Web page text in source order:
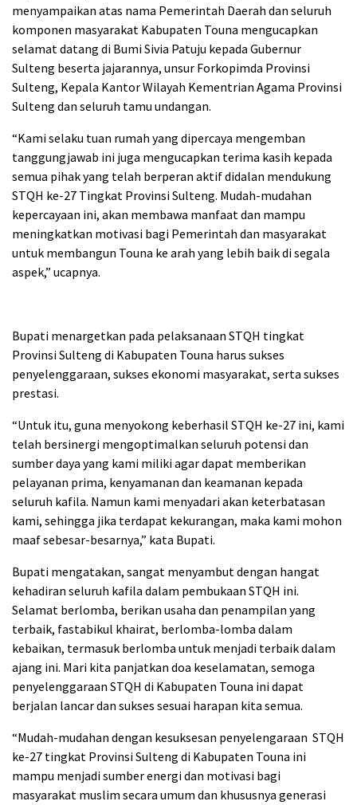
menyampaikan atas nama Pemerintah Daerah dan seluruh
komponen masyarakat Kabupaten Touna mengucapkan
selamat datang di Bumi Sivia Patuju kepada Gubernur
Sulteng beserta jajarannya, unsur Forkopimda Provinsi
Sulteng, Kepala Kantor Wilayah Kementrian Agama Provinsi
Sulteng dan seluruh tamu undangan.
“Kami selaku tuan rumah yang dipercaya mengemban
tanggungjawab ini juga mengucapkan terima kasih kepada
semua pihak yang telah berperan aktif didalan mendukung
STQH ke-27 Tingkat Provinsi Sulteng. Mudah-mudahan
kepercayaan ini, akan membawa manfaat dan mampu
meningkatkan motivasi bagi Pemerintah dan masyarakat
untuk membangun Touna ke arah yang lebih baik di segala
aspek,” ucapnya.
Bupati menargetkan pada pelaksanaan STQH tingkat
Provinsi Sulteng di Kabupaten Touna harus sukses
penyelenggaraan, sukses ekonomi masyarakat, serta sukses
prestasi.
“Untuk itu, guna menyokong keberhasil STQH ke-27 ini, kami
telah bersinergi mengoptimalkan seluruh potensi dan
sumber daya yang kami miliki agar dapat memberikan
pelayanan prima, kenyamanan dan keamanan kepada
seluruh kafila. Namun kami menyadari akan keterbatasan
kami, sehingga jika terdapat kekurangan, maka kami mohon
maaf sebesar-besarnya,” kata Bupati.
Bupati mengatakan, sangat menyambut dengan hangat
kehadiran seluruh kafila dalam pembukaan STQH ini.
Selamat berlomba, berikan usaha dan penampilan yang
terbaik, fastabikul khairat, berlomba-lomba dalam
kebaikan, termasuk berlomba untuk menjadi terbaik dalam
ajang ini. Mari kita panjatkan doa keselamatan, semoga
penyelenggaraan STQH di Kabupaten Touna ini dapat
berjalan lancar dan sukses sesuai harapan kita semua.
“Mudah-mudahan dengan kesuksesan penyelengaraan STQH
ke-27 tingkat Provinsi Sulteng di Kabupaten Touna ini
mampu menjadi sumber energi dan motivasi bagi
masyarakat muslim secara umum dan khususnya generasi